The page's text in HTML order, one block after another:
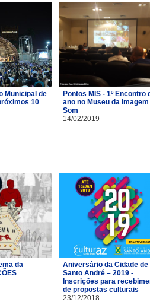
Municipal de
10
Pontos MIS - 1º Encontro
ano no Museu da Imagem
Som
14/02/2019
da
Aniversário da Cidade de
Santo André – 2019 -
Inscrições para
de propostas culturais
23/12/2018